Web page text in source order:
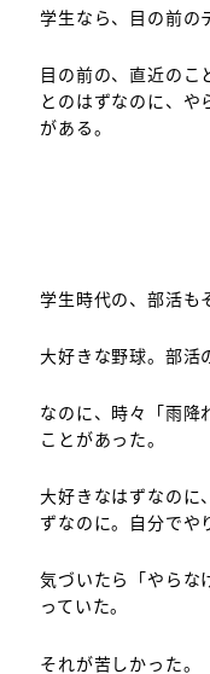
学生なら、目の前の
目の前の、直近のこ
とのはずなのに、や
がある。
学生時代の、部活も
大好きな野球。部活
なのに、時々「雨降
ことがあった。
大好きなはずなのに
ずなのに。自分でや
気づいたら「やらな
っていた。
それが苦しかった。